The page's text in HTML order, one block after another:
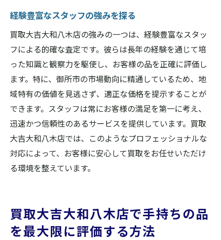
経験豊富なスタッフの強みを探る
買取大吉大和八木店の強みの一つは、経験豊富なスタッ
フによる的確な査定です。彼らは長年の経験を通じて培
った知識と観察力を駆使し、お客様の品を正確に評価し
ます。特に、御所市の市場動向に精通しているため、地
域特有の価値を見逃さず、適正な価格を提示することが
できます。スタッフは常にお客様の満足を第一に考え、
迅速かつ信頼性のあるサービスを提供しています。買取
大吉大和八木店では、このようなプロフェッショナルな
対応によって、お客様に安心して買取をお任せいただけ
る環境を整えています。
買取大吉大和八木店で手持ちの品
を最大限に評価する方法